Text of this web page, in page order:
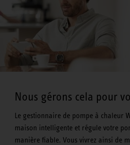
Nous gérons cela pour
Le gestionnaire de pompe à chaleur
maison intelligente et régule votre
manière fiable. Vous vivrez ainsi de